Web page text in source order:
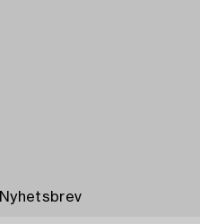
Nyhetsbrev